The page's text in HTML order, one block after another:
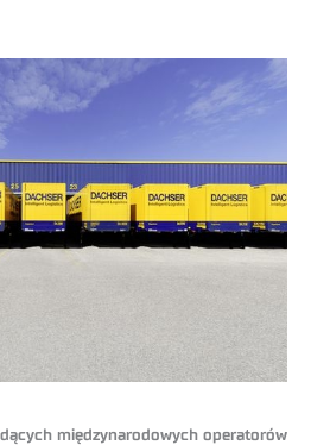
międzynarodowych operatorów